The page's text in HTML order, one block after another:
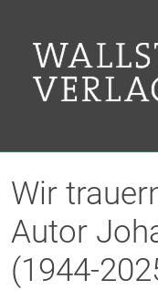
Wir
Autor
(1944-